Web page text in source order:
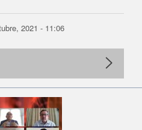
2021 - 11:06